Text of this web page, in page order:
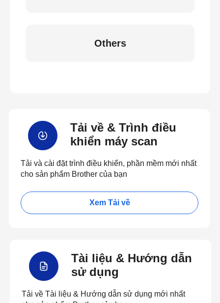
Others
Tải về & Trình điều
khiển máy scan
Tải và cài đặt trình điều khiển, phần mềm mới nhất
cho sản phẩm Brother của bạn
Xem Tải về
Tài liệu & Hướng dẫn
sử dụng
Tải về Tài liệu & Hướng dẫn sử dụng mới nhất